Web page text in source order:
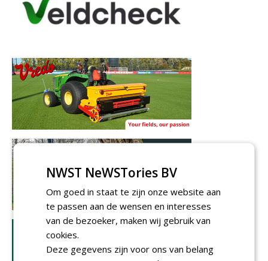
NWST NeWSTories BV
Om goed in staat te zijn onze website aan
te passen aan de wensen en interesses
van de bezoeker, maken wij gebruik van
cookies.
Deze gegevens zijn voor ons van belang